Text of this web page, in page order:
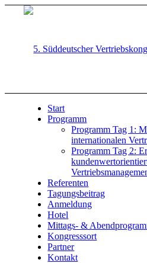
Start
Programm
Programm Tag 1:
internationalen
Programm Tag 2:
Referenten
Tagungsbeitrag
Anmeldung
Hotel
Mittags- &
Kongresssort
Partner
Kontakt